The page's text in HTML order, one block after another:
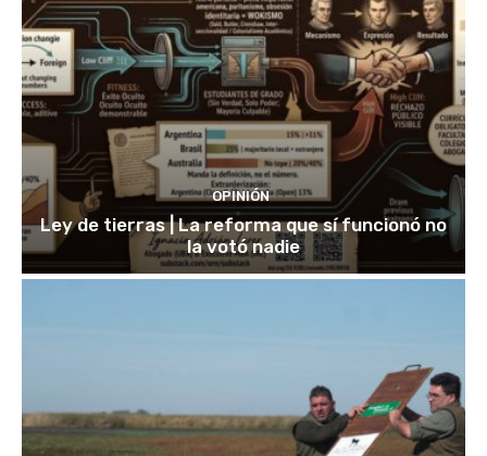
OPINIÓN
Ley de tierras | La reforma que sí funcionó no
la votó nadie